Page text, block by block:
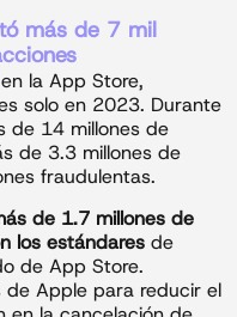
más de 7 mil
en la App Store,
solo en 2023. Durante
de 14 millones de
de 3.3 millones de
fraudulentas.
de 1.7 millones de
los estándares de
de App Store.
de Apple para reducir el